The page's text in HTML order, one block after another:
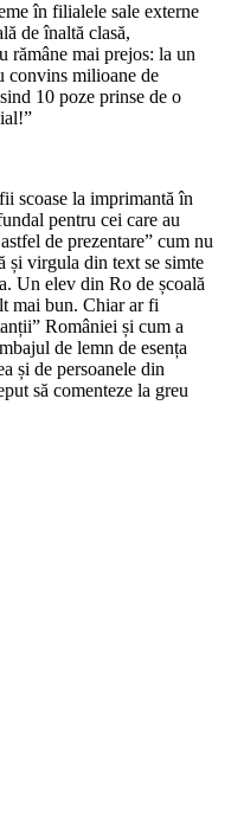
în filialele sale externe
de înaltă clasă,
rămâne mai prejos: la un
convins milioane de
10 poze prinse de o
scoase la imprimantă în
pentru cei care au
de prezentare” cum nu
și virgula din text se simte
Un elev din Ro de școală
mai bun. Chiar ar fi
României și cum a
de lemn de esența
și de persoanele din
să comenteze la greu